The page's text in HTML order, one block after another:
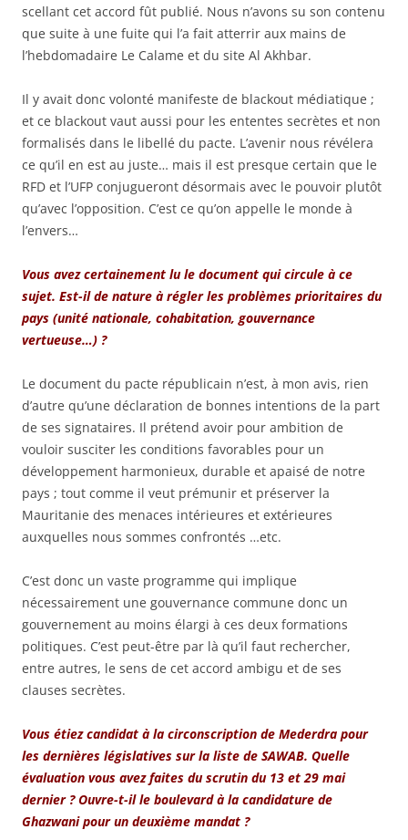
scellant cet accord fût publié. Nous n’avons su son contenu
que suite à une fuite qui l’a fait atterrir aux mains de
l’hebdomadaire Le Calame et du site Al Akhbar.
Il y avait donc volonté manifeste de blackout médiatique ;
et ce blackout vaut aussi pour les ententes secrètes et non
formalisés dans le libellé du pacte. L’avenir nous révélera
ce qu’il en est au juste… mais il est presque certain que le
RFD et l’UFP conjugueront désormais avec le pouvoir plutôt
qu’avec l’opposition. C’est ce qu’on appelle le monde à
l’envers…
Vous avez certainement lu le document qui circule à ce
sujet. Est-il de nature à régler les problèmes prioritaires du
pays (unité nationale, cohabitation, gouvernance
vertueuse…) ?
Le document du pacte républicain n’est, à mon avis, rien
d’autre qu’une déclaration de bonnes intentions de la part
de ses signataires. Il prétend avoir pour ambition de
vouloir susciter les conditions favorables pour un
développement harmonieux, durable et apaisé de notre
pays ; tout comme il veut prémunir et préserver la
Mauritanie des menaces intérieures et extérieures
auxquelles nous sommes confrontés …etc.
C’est donc un vaste programme qui implique
nécessairement une gouvernance commune donc un
gouvernement au moins élargi à ces deux formations
politiques. C’est peut-être par là qu’il faut rechercher,
entre autres, le sens de cet accord ambigu et de ses
clauses secrètes.
Vous étiez candidat à la circonscription de Mederdra pour
les dernières législatives sur la liste de SAWAB. Quelle
évaluation vous avez faites du scrutin du 13 et 29 mai
dernier ? Ouvre-t-il le boulevard à la candidature de
Ghazwani pour un deuxième mandat ?